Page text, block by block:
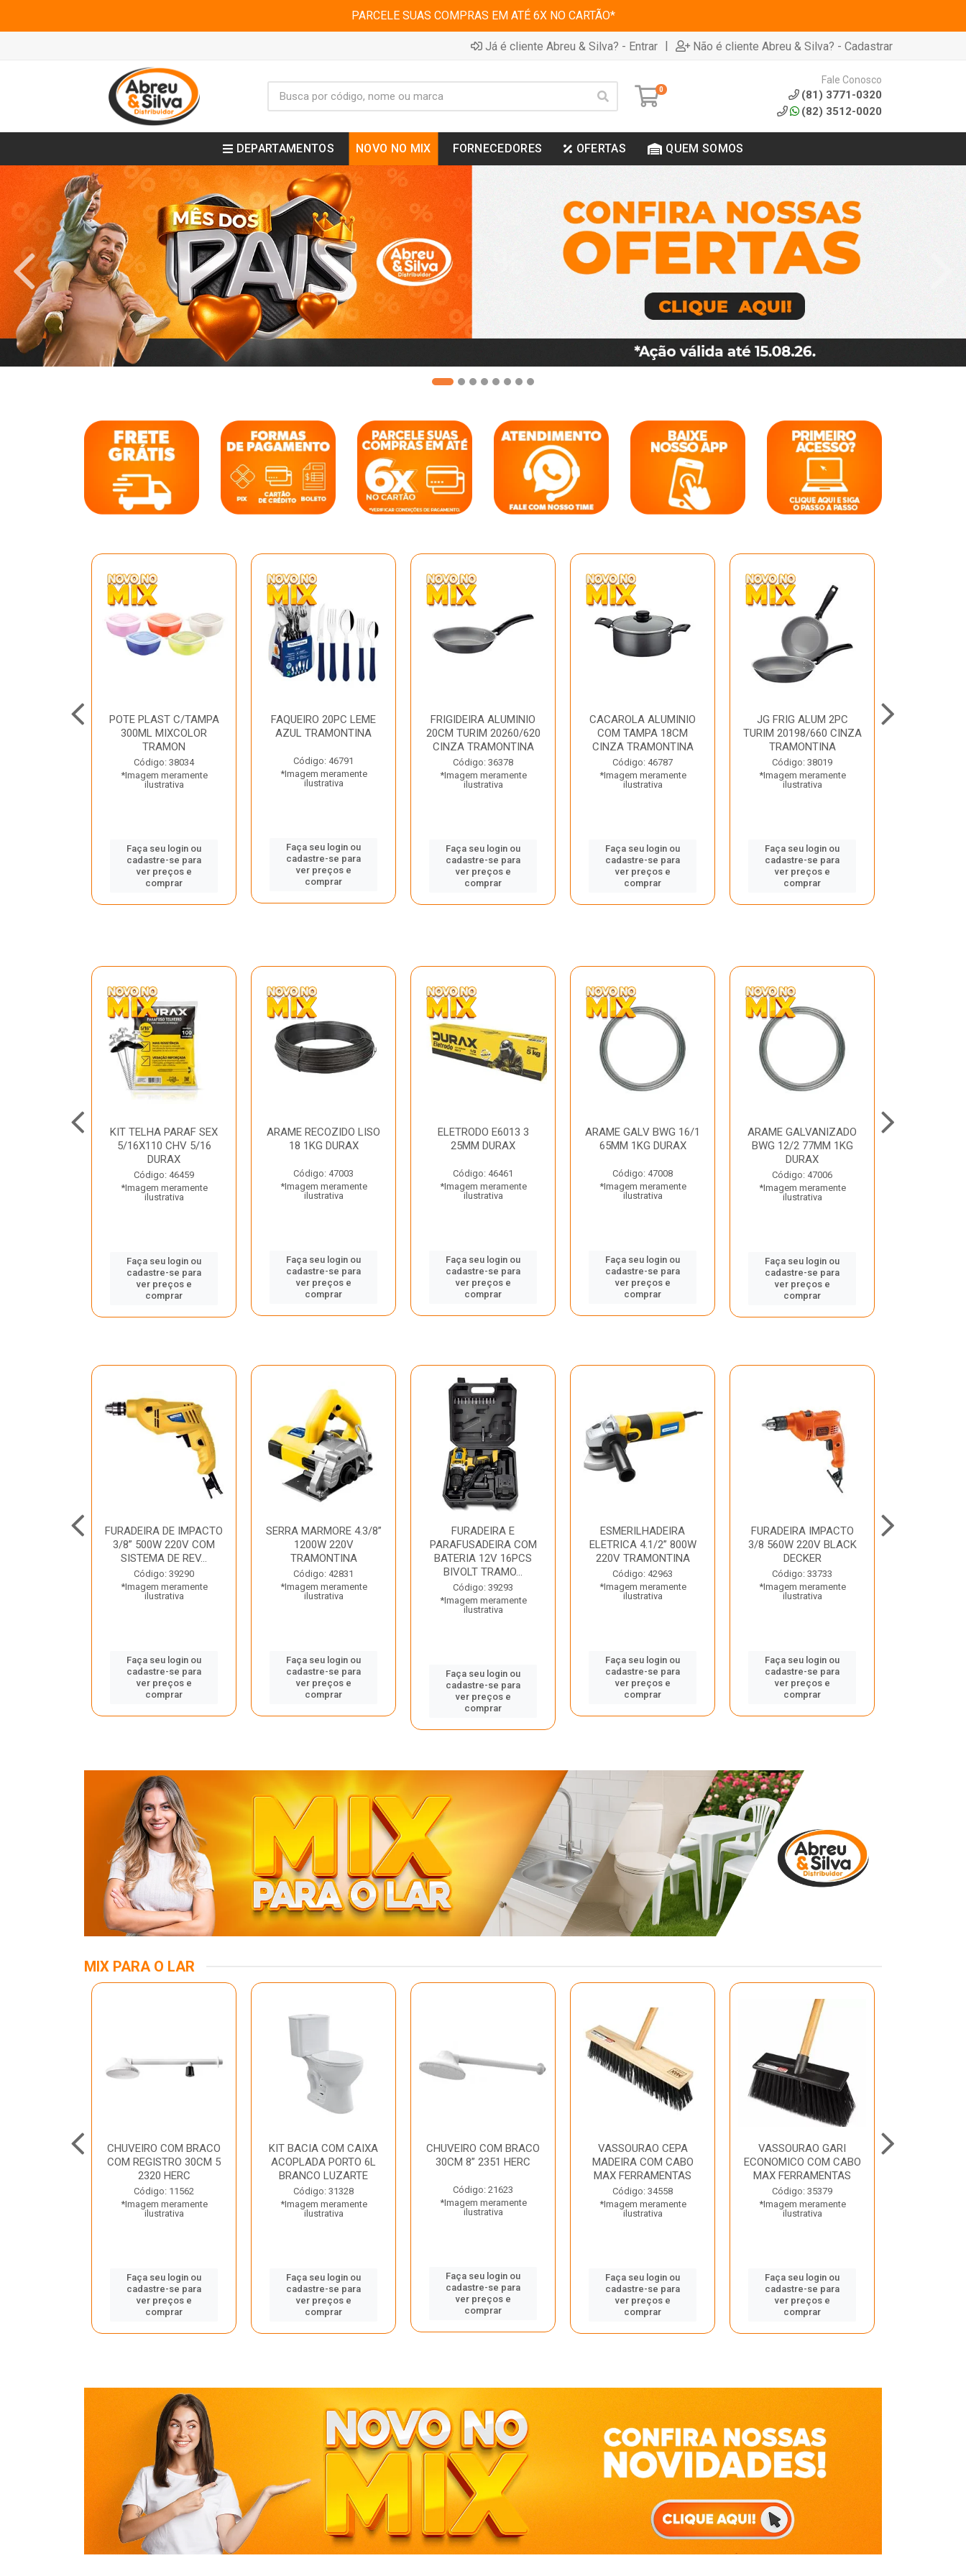
PARCELE SUAS COMPRAS EM ATÉ 6X NO CARTÃO*
Já é cliente Abreu & Silva? - Entrar | Não é cliente Abreu & Silva? - Cadastrar
0
Fale Conosco
(81) 3771-0320
(82) 3512-0020
DEPARTAMENTOS NOVO NO MIX FORNECEDORES OFERTAS QUEM SOMOS
POTE PLAST C/TAMPA
300ML MIXCOLOR
TRAMON
Código: 38034
*Imagem meramente
ilustrativa
Faça seu login ou
cadastre-se para
ver preços e
comprar
FAQUEIRO 20PC LEME
AZUL TRAMONTINA
Código: 46791
*Imagem meramente
ilustrativa
Faça seu login ou
cadastre-se para
ver preços e
comprar
FRIGIDEIRA ALUMINIO
20CM TURIM 20260/620
CINZA TRAMONTINA
Código: 36378
*Imagem meramente
ilustrativa
Faça seu login ou
cadastre-se para
ver preços e
comprar
CACAROLA ALUMINIO
COM TAMPA 18CM
CINZA TRAMONTINA
Código: 46787
*Imagem meramente
ilustrativa
Faça seu login ou
cadastre-se para
ver preços e
comprar
JG FRIG ALUM 2PC
TURIM 20198/660 CINZA
TRAMONTINA
Código: 38019
*Imagem meramente
ilustrativa
Faça seu login ou
cadastre-se para
ver preços e
comprar
KIT TELHA PARAF SEX
5/16X110 CHV 5/16
DURAX
Código: 46459
*Imagem meramente
ilustrativa
Faça seu login ou
cadastre-se para
ver preços e
comprar
ARAME RECOZIDO LISO
18 1KG DURAX
Código: 47003
*Imagem meramente
ilustrativa
Faça seu login ou
cadastre-se para
ver preços e
comprar
ELETRODO E6013 3
25MM DURAX
Código: 46461
*Imagem meramente
ilustrativa
Faça seu login ou
cadastre-se para
ver preços e
comprar
ARAME GALV BWG 16/1
65MM 1KG DURAX
Código: 47008
*Imagem meramente
ilustrativa
Faça seu login ou
cadastre-se para
ver preços e
comprar
ARAME GALVANIZADO
BWG 12/2 77MM 1KG
DURAX
Código: 47006
*Imagem meramente
ilustrativa
Faça seu login ou
cadastre-se para
ver preços e
comprar
FURADEIRA DE IMPACTO
3/8” 500W 220V COM
SISTEMA DE REV...
Código: 39290
*Imagem meramente
ilustrativa
Faça seu login ou
cadastre-se para
ver preços e
comprar
SERRA MARMORE 4.3/8”
1200W 220V
TRAMONTINA
Código: 42831
*Imagem meramente
ilustrativa
Faça seu login ou
cadastre-se para
ver preços e
comprar
FURADEIRA E
PARAFUSADEIRA COM
BATERIA 12V 16PCS
BIVOLT TRAMO...
Código: 39293
*Imagem meramente
ilustrativa
Faça seu login ou
cadastre-se para
ver preços e
comprar
ESMERILHADEIRA
ELETRICA 4.1/2” 800W
220V TRAMONTINA
Código: 42963
*Imagem meramente
ilustrativa
Faça seu login ou
cadastre-se para
ver preços e
comprar
FURADEIRA IMPACTO
3/8 560W 220V BLACK
DECKER
Código: 33733
*Imagem meramente
ilustrativa
Faça seu login ou
cadastre-se para
ver preços e
comprar
MIX PARA O LAR
CHUVEIRO COM BRACO
COM REGISTRO 30CM 5
2320 HERC
Código: 11562
*Imagem meramente
ilustrativa
Faça seu login ou
cadastre-se para
ver preços e
comprar
KIT BACIA COM CAIXA
ACOPLADA PORTO 6L
BRANCO LUZARTE
Código: 31328
*Imagem meramente
ilustrativa
Faça seu login ou
cadastre-se para
ver preços e
comprar
CHUVEIRO COM BRACO
30CM 8” 2351 HERC
Código: 21623
*Imagem meramente
ilustrativa
Faça seu login ou
cadastre-se para
ver preços e
comprar
VASSOURAO CEPA
MADEIRA COM CABO
MAX FERRAMENTAS
Código: 34558
*Imagem meramente
ilustrativa
Faça seu login ou
cadastre-se para
ver preços e
comprar
VASSOURAO GARI
ECONOMICO COM CABO
MAX FERRAMENTAS
Código: 35379
*Imagem meramente
ilustrativa
Faça seu login ou
cadastre-se para
ver preços e
comprar